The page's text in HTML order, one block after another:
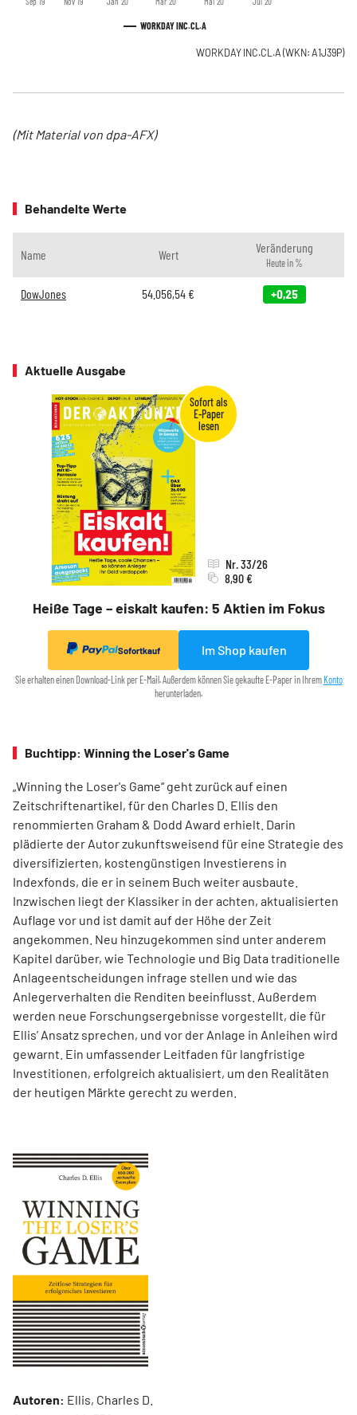
WORKDAY INC.CL.A
WORKDAY INC.CL.A (WKN: A1J39P)
(Mit Material von dpa-AFX)
Behandelte Werte
Name Wert Veränderung
Heute in %
DowJones 54.056,54 € +0,25
Aktuelle Ausgabe
Heiße Tage – eiskalt kaufen: 5 Aktien im Fokus
Nr. 33/26
8,90 €
Sofortkauf Im Shop kaufen
Sie erhalten einen Download-Link per E-Mail. Außerdem können Sie gekaufte E-Paper in Ihrem Konto
herunterladen.
Buchtipp: Winning the Loser's Game
„Winning the Loser's Game“ geht zurück auf einen
Zeitschriftenartikel, für den Charles D. Ellis den
renommierten Graham & Dodd Award erhielt. Darin
plädierte der Autor zukunftsweisend für eine Strategie des
diversifizierten, kostengünstigen Investierens in
Indexfonds, die er in seinem Buch weiter ausbaute.
Inzwischen liegt der Klassiker in der achten, aktualisierten
Auflage vor und ist damit auf der Höhe der Zeit
angekommen. Neu hinzugekommen sind unter anderem
Kapitel darüber, wie Technologie und Big Data traditionelle
Anlageentscheidungen infrage stellen und wie das
Anlegerverhalten die Renditen beeinflusst. Außerdem
werden neue Forschungsergebnisse vorgestellt, die für
Ellis’ Ansatz sprechen, und vor der Anlage in Anleihen wird
gewarnt. Ein umfassender Leitfaden für langfristige
Investitionen, erfolgreich aktualisiert, um den Realitäten
der heutigen Märkte gerecht zu werden.
Autoren: Ellis, Charles D.